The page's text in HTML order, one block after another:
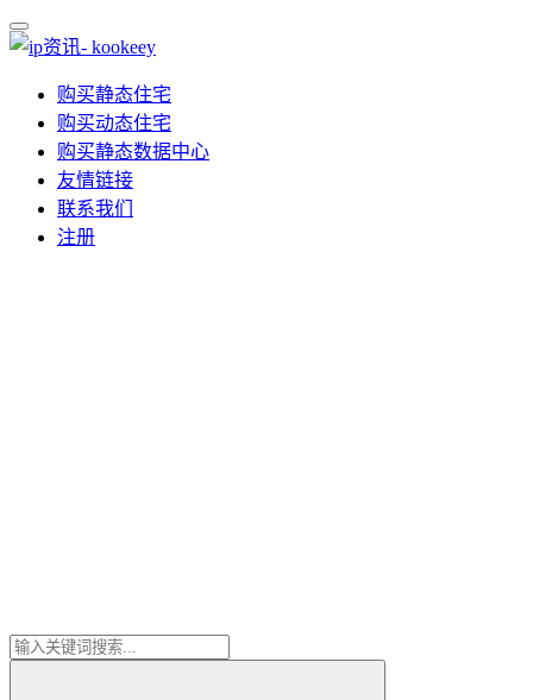
购买静态住宅
购买动态住宅
购买静态数据中心
友情链接
联系我们
注册